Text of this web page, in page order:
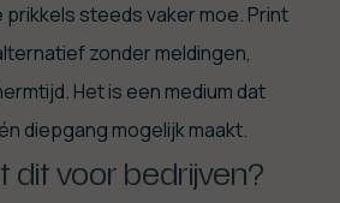
prikkels steeds vaker moe. Print
zonder meldingen,
Het is een medium dat
diepgang mogelijk maakt.
dit voor bedrijven?